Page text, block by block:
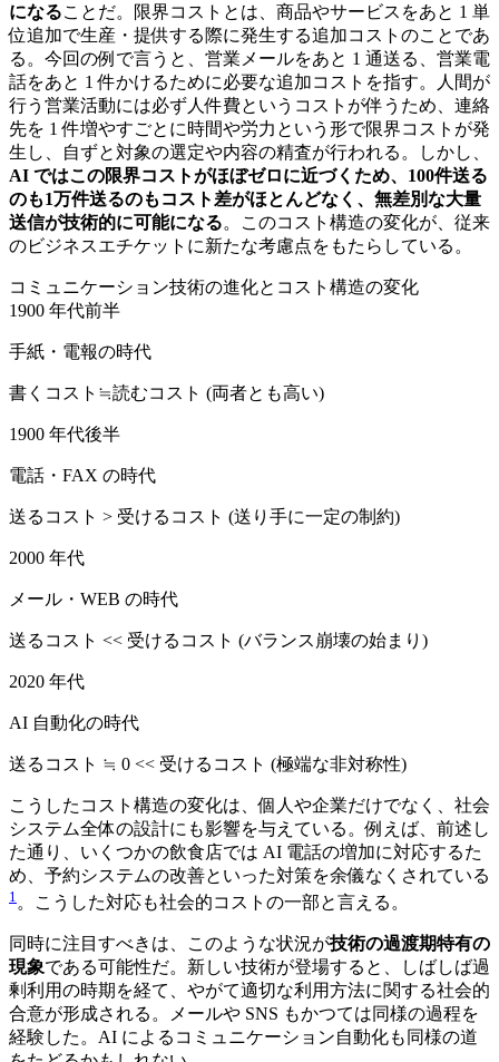
になることだ。限界コストとは、商品やサービスをあと 1 単
位追加で生産・提供する際に発生する追加コストのことであ
る。今回の例で言うと、営業メールをあと 1 通送る、営業電
話をあと 1 件かけるために必要な追加コストを指す。人間が
行う営業活動には必ず人件費というコストが伴うため、連絡
先を 1 件増やすごとに時間や労力という形で限界コストが発
生し、自ずと対象の選定や内容の精査が行われる。しかし、
AI ではこの限界コストがほぼゼロに近づくため、100件送る
のも1万件送るのもコスト差がほとんどなく、無差別な大量
送信が技術的に可能になる。このコスト構造の変化が、従来
のビジネスエチケットに新たな考慮点をもたらしている。
コミュニケーション技術の進化とコスト構造の変化
1900 年代前半
手紙・電報の時代
書くコスト≒読むコスト (両者とも高い)
1900 年代後半
電話・FAX の時代
送るコスト > 受けるコスト (送り手に一定の制約)
2000 年代
メール・WEB の時代
送るコスト << 受けるコスト (バランス崩壊の始まり)
2020 年代
AI 自動化の時代
送るコスト ≒ 0 << 受けるコスト (極端な非対称性)
こうしたコスト構造の変化は、個人や企業だけでなく、社会
システム全体の設計にも影響を与えている。例えば、前述し
た通り、いくつかの飲食店では AI 電話の増加に対応するた
め、予約システムの改善といった対策を余儀なくされている
1 。こうした対応も社会的コストの一部と言える。
同時に注目すべきは、このような状況が技術の過渡期特有の
現象である可能性だ。新しい技術が登場すると、しばしば過
剰利用の時期を経て、やがて適切な利用方法に関する社会的
合意が形成される。メールや SNS もかつては同様の過程を
経験した。AI によるコミュニケーション自動化も同様の道